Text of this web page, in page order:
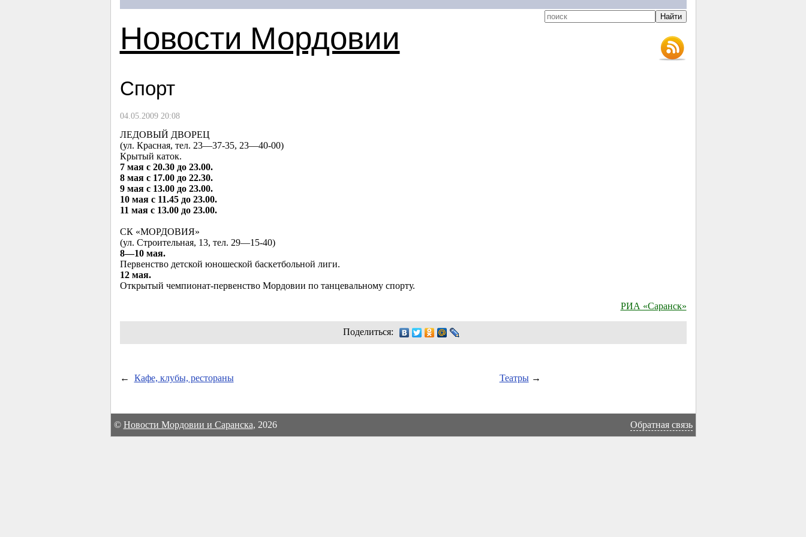
Новости Мордовии
Спорт
04.05.2009 20:08
ЛЕДОВЫЙ ДВОРЕЦ
(ул. Красная, тел. 23—37-35, 23—40-00)
Крытый каток.
7 мая с 20.30 до 23.00.
8 мая с 17.00 до 22.30.
9 мая с 13.00 до 23.00.
10 мая с 11.45 до 23.00.
11 мая с 13.00 до 23.00.
СК «МОРДОВИЯ»
(ул. Строительная, 13, тел. 29—15-40)
8—10 мая.
Первенство детской юношеской баскетбольной лиги.
12 мая.
Открытый чемпионат-первенство Мордовии по танцевальному спорту.
РИА «Саранск»
Поделиться:
← Кафе, клубы, рестораны Театры→
© Новости Мордовии и Саранска, 2026 Обратная связь